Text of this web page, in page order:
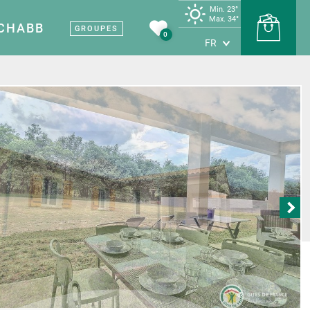
Terre de vin
Vignobles et
viticoles
savoureuses
et artisans
Sites et musées
Nos sites et musées
Patrimoine médiéval
Les grottes
Terre d’industrie
Carte touristique
GROUPES
0
Min. 23°
Max. 34°
FR